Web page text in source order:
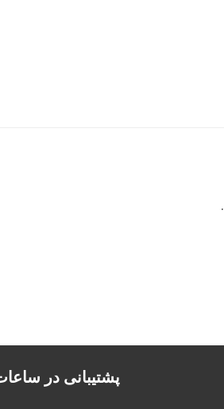
.
پشتیبانی در ساعات غیر اداری